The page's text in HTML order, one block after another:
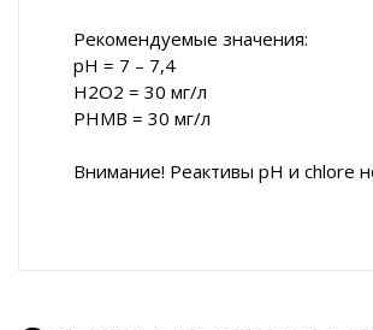
Рекомендуемые значения:
pH = 7 – 7,4
H2O2 = 30 мг/л
PHMB = 30 мг/л
Внимание! Реактивы pH и chlore